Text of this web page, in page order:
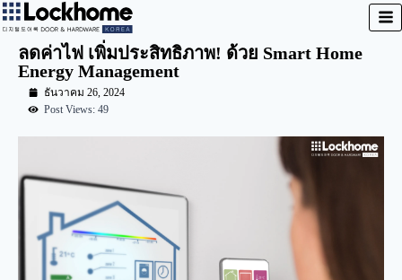
ลดค่าไฟ เพิ่มประสิทธิภาพ! ด้วย Smart Home
Energy Management
ธันวาคม 26, 2024
Post Views: 49